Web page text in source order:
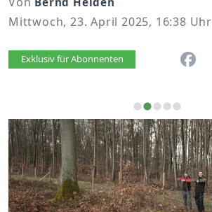
Mittwoch, 23. April 2025, 16:38 Uhr
Artikel vorlesen
Exklusiv für Abonnenten